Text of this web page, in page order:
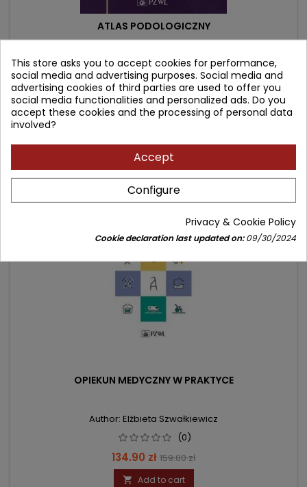
ATLAS PODOLOGICZNY
Author: Maria Klamczyńska
(0)
Patologie skóry i paznokci
price
Add to cart
OPIEKUN MEDYCZNY W PRAKTYCE
Author: Elżbieta Szwałkiewicz
(0)
Price
134.90 zł Regular
price
159.00 zł
 Add to cart
favorite_border
This store asks you to accept cookies for performance,
social media and advertising purposes. Social media and
advertising cookies of third parties are used to offer you
social media functionalities and personalized ads. Do you
accept these cookies and the processing of personal data
involved?
Accept
Configure
Privacy & Cookie Policy
Cookie declaration last updated on:09/30/2024